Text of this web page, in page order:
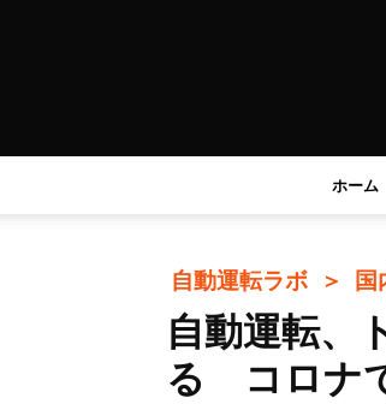
ホーム
自動運転ラボ ＞ 国
自動運転、
る コロナ